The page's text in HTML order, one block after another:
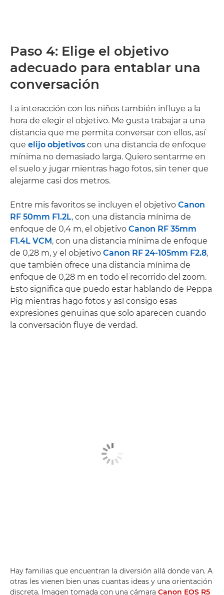
Paso 4: Elige el objetivo
adecuado para entablar una
conversación
La interacción con los niños también influye a la
hora de elegir el objetivo. Me gusta trabajar a una
distancia que me permita conversar con ellos, así
que elijo objetivos con una distancia de enfoque
mínima no demasiado larga. Quiero sentarme en
el suelo y jugar mientras hago fotos, sin tener que
alejarme casi dos metros.
Entre mis favoritos se incluyen el objetivo Canon
RF 50mm F1.2L, con una distancia mínima de
enfoque de 0,4 m, el objetivo Canon RF 35mm
F1.4L VCM , con una distancia mínima de enfoque
de 0,28 m, y el objetivo Canon RF 24-105mm F2.8,
que también ofrece una distancia mínima de
enfoque de 0,28 m en todo el recorrido del zoom.
Esto significa que puedo estar hablando de Peppa
Pig mientras hago fotos y así consigo esas
expresiones genuinas que solo aparecen cuando
la conversación fluye de verdad.
Hay familias que encuentran la diversión allá donde van. A
otras les vienen bien unas cuantas ideas y una orientación
discreta. Imagen tomada con una cámara Canon EOS R5